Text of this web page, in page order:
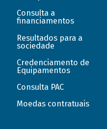
Consulta a
financiamentos
Resultados para a
sociedade
Credenciamento de
Equipamentos
Consulta PAC
Moedas contratuais